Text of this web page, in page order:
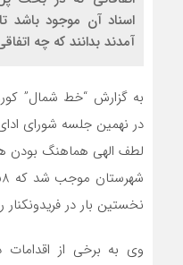
اسناد آن موجود باشد
آمدند بدانند که چه
به گزارش “خط شمال”
در نهمین جلسه شورای ادای
لطف الهی هماهنگ بودن
نخستین بار در فریدونکنار
وی به برخی از اقدامات